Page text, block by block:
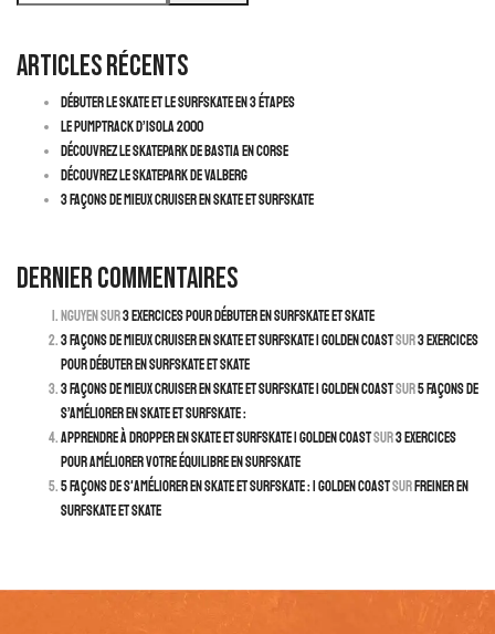
Articles récents
Débuter le Skate et le Surfskate en 3 Étapes
Le pumptrack d’Isola 2000
Découvrez le skatepark de Bastia en Corse
Découvrez le Skatepark de Valberg
3 façons de mieux cruiser en skate et surfskate
Dernier commentaires
Nguyen sur3 exercices pour débuter en surfskate et skate
3 façons de mieux cruiser en skate et surfskate | Golden Coastsur3 exercices
pour débuter en surfskate et skate
3 façons de mieux cruiser en skate et surfskate | Golden Coastsur5 façons de
s’améliorer en skate et surfskate :
Apprendre à dropper en skate et surfskate | Golden Coastsur3 exercices
pour améliorer votre équilibre en surfskate
5 façons de s'améliorer en skate et surfskate : | Golden Coastsur Freiner en
surfskate et skate